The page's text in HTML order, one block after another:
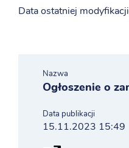
Data ostatniej
Nazwa
Ogłoszenie o
Data publikacji
15.11.2023 15:49